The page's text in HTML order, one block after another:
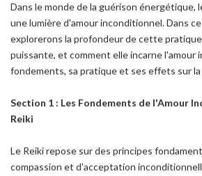
Dans le monde de la guérison énergétique,
une lumière d'amour inconditionnel. Dans
explorerons la profondeur de cette
puissante, et comment elle incarne l'amour
fondements, sa pratique et ses effets sur
Section 1 : Les Fondements de l'Amour
Reiki
Le Reiki repose sur des principes
compassion et d'acceptation